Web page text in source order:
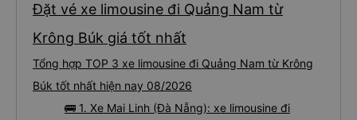
Đặt vé xe limousine đi Quảng Nam từ
Krông Búk giá tốt nhất
Tổng hợp TOP 3 xe limousine đi Quảng Nam từ Krông
Búk tốt nhất hiện nay 08/2026
🚌 1. Xe Mai Linh (Đà Nẵng): xe limousine đi